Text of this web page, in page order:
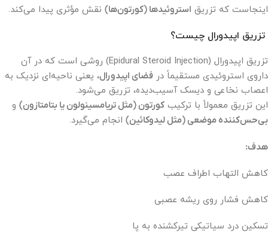
اینجاست که تزریق استروئیدها (کورتون‌ها) نقش مؤثری پیدا می‌کند.
تزریق اپیدورال چیست؟
تزریق اپیدورال (Epidural Steroid Injection) روشی است که در آن
داروی استروئیدی مستقیماً در فضای اپیدورال، یعنی ناحیه‌ای نزدیک به
اعصاب نخاعی و دیسک آسیب‌دیده، تزریق می‌شود.
این تزریق معمولاً با ترکیب کورتون (مثل تریامسینولون یا بتامتازون) و
بی‌حس‌کننده موضعی (مثل لیدوکائین) انجام می‌گیرد.
هدف:
کاهش التهاب اطراف عصب
کاهش فشار روی ریشه عصبی
تسکین درد سیاتیکی تیرکشنده به پا